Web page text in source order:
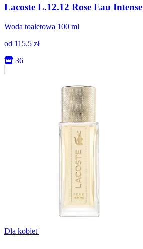
Lacoste L.12.12 Rose Eau Intense
Woda toaletowa 100 ml
od 115.5 zł
36
Dla kobiet |